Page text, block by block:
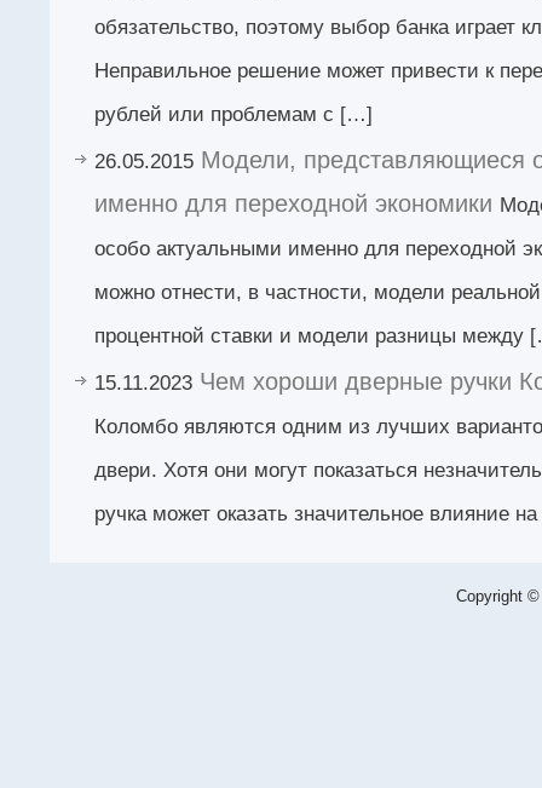
обязательство, поэтому выбор банка играет
Неправильное решение может привести к
рублей или проблемам с […]
26.05.2015 Модели, представляющиеся
именно для переходной экономики
особо актуальными именно для переходной
можно отнести, в частности, модели
процентной ставки и модели разницы между
15.11.2023 Чем хороши дверные ручки
Коломбо являются одним из лучших
двери. Хотя они могут показаться
ручка может оказать значительное влияние
Copyright ©